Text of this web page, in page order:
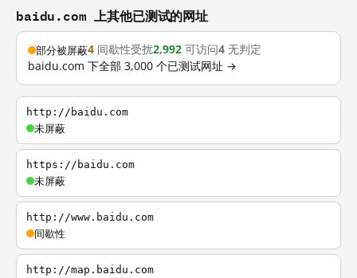
baidu.com 上其他已测试的网址
部分被屏蔽4 间歇性受扰2,992 可访问4 无判定
baidu.com 下全部 3,000 个已测试网址 →
http://baidu.com
未屏蔽
https://baidu.com
未屏蔽
http://www.baidu.com
间歇性
http://map.baidu.com